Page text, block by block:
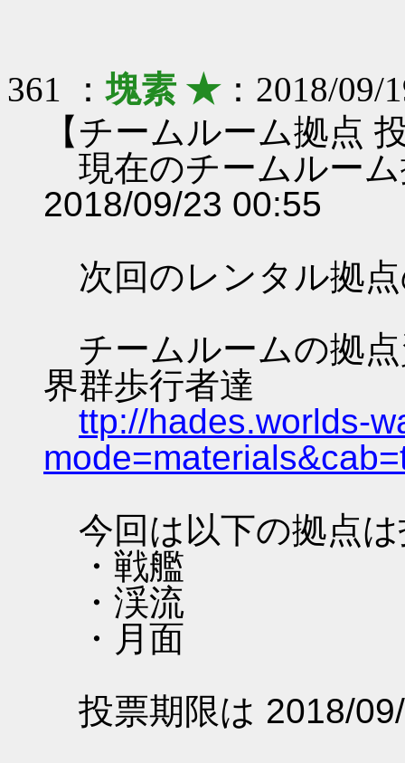
361 ：塊素 ★：2018/09/
【チームルーム拠点
現在のチームルー
2018/09/23 00:55
次回のレンタル拠
チームルームの拠
界群歩行者達
ttp://hades.worlds-
今回は以下の拠点
・戦艦
・渓流
・月面
投票期限は 2018/